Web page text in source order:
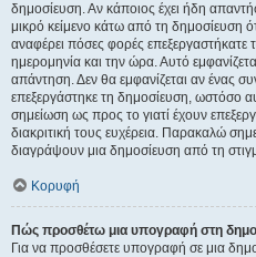
δημοσίευση. Αν κάποιος έχει ήδη
μικρό κείμενο κάτω από τη δημοσίευση
αναφέρει πόσες φορές επεξεργαστήκατε
ημερομηνία και την ώρα. Αυτό
απάντηση. Δεν θα εμφανίζεται αν ένας
επεξεργάστηκε τη δημοσίευση, ωστόσο
σημείωση ως προς το γιατί έχουν
διακριτική τους ευχέρεια. Παρακαλώ
διαγράψουν μια δημοσίευση από τη
Κορυφή
Πώς προσθέτω μια υπογραφή στη
Για να προσθέσετε υπογραφή σε μια